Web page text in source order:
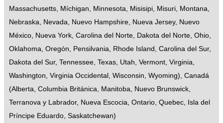
Massachusetts, Míchigan, Minnesota, Misisipi, Misuri, Montana,
Nebraska, Nevada, Nuevo Hampshire, Nueva Jersey, Nuevo
México, Nueva York, Carolina del Norte, Dakota del Norte, Ohio,
Oklahoma, Oregón, Pensilvania, Rhode Island , Carolina del Sur,
Dakota del Sur, Tennessee, Texas, Utah, Vermont, Virginia,
Washington, Virginia Occidental , Wisconsin, Wyoming), Canadá
(Alberta, Columbia Británica, Manitoba, Nuevo Brunswick,
Terranova y Labrador, Nueva Escocia, Ontario, Quebec, Isla del
Príncipe Eduardo, Saskatchewan)